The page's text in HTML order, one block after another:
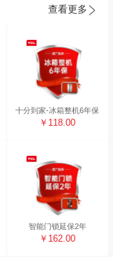
查看更多
十分到家-冰箱整机6年保
￥118.00
智能门锁延保2年
￥162.00